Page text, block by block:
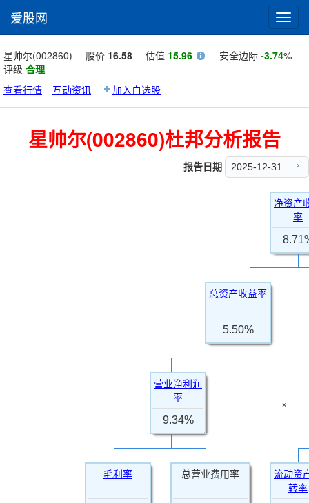
爱股网
星帅尔(002860) 股价 16.58 估值 15.96 安全边际 -3.74%
评级 合理
查看行情
互动资讯 加入自选股
星帅尔(002860)杜邦分析报告
报告日期 2025-12-31
净资产
率
总资产收益率
5.50%
营业净利润
率
9.34%
×
毛利率
−
总营业费用率
流动资
转率